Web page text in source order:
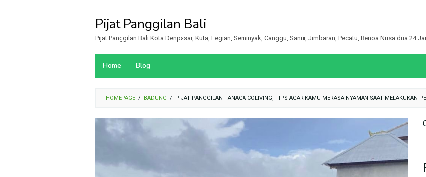
Pijat Panggilan Bali
Pijat Panggilan Bali Kota Denpasar, Kuta, Legian, Seminyak, Canggu, Sanur, Jimbaran, Pecatu, Benoa Nusa dua 24
Home Blog
HOMEPAGE / BADUNG / PIJAT PANGGILAN TANAGA COLIVING, TIPS AGAR KAMU MERASA NYAMAN SAAT MELAKUKAN